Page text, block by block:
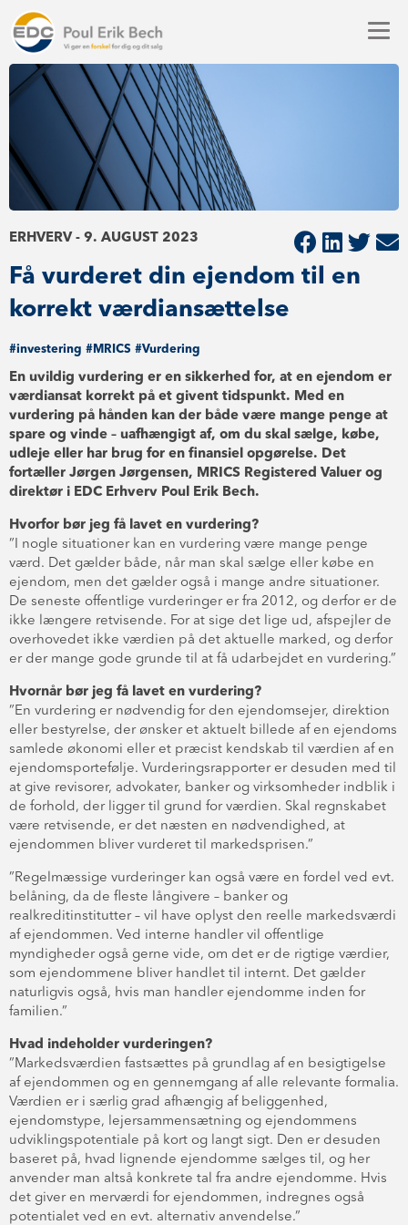
ERHVERV - 9. AUGUST 2023
Få vurderet din ejendom til en
korrekt værdiansættelse
#investering #MRICS #Vurdering
En uvildig vurdering er en sikkerhed for, at en ejendom er
værdiansat korrekt på et givent tidspunkt. Med en
vurdering på hånden kan der både være mange penge at
spare og vinde – uafhængigt af, om du skal sælge, købe,
udleje eller har brug for en finansiel opgørelse. Det
fortæller Jørgen Jørgensen, MRICS Registered Valuer og
direktør i EDC Erhverv Poul Erik Bech.
Hvorfor bør jeg få lavet en vurdering?
”I nogle situationer kan en vurdering være mange penge
værd. Det gælder både, når man skal sælge eller købe en
ejendom, men det gælder også i mange andre situationer.
De seneste offentlige vurderinger er fra 2012, og derfor er de
ikke længere retvisende. For at sige det lige ud, afspejler de
overhovedet ikke værdien på det aktuelle marked, og derfor
er der mange gode grunde til at få udarbejdet en vurdering.”
Hvornår bør jeg få lavet en vurdering?
”En vurdering er nødvendig for den ejendomsejer, direktion
eller bestyrelse, der ønsker et aktuelt billede af en ejendoms
samlede økonomi eller et præcist kendskab til værdien af en
ejendomsportefølje. Vurderingsrapporter er desuden med til
at give revisorer, advokater, banker og virksomheder indblik i
de forhold, der ligger til grund for værdien. Skal regnskabet
være retvisende, er det næsten en nødvendighed, at
ejendommen bliver vurderet til markedsprisen.”
”Regelmæssige vurderinger kan også være en fordel ved evt.
belåning, da de fleste långivere – banker og
realkreditinstitutter – vil have oplyst den reelle markedsværdi
af ejendommen. Ved interne handler vil offentlige
myndigheder også gerne vide, om det er de rigtige værdier,
som ejendommene bliver handlet til internt. Det gælder
naturligvis også, hvis man handler ejendomme inden for
familien.”
Hvad indeholder vurderingen?
”Markedsværdien fastsættes på grundlag af en besigtigelse
af ejendommen og en gennemgang af alle relevante formalia.
Værdien er i særlig grad afhængig af beliggenhed,
ejendomstype, lejersammensætning og ejendommens
udviklingspotentiale på kort og langt sigt. Den er desuden
baseret på, hvad lignende ejendomme sælges til, og her
anvender man altså konkrete tal fra andre ejendomme. Hvis
det giver en merværdi for ejendommen, indregnes også
potentialet ved en evt. alternativ anvendelse.”